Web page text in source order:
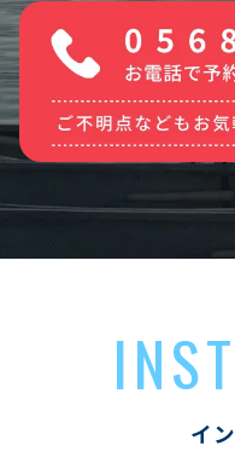
イ